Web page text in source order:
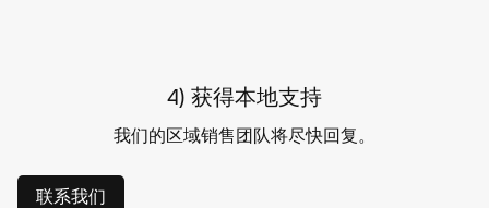
4) 获得本地支持
我们的区域销售团队将尽快回复。
联系我们